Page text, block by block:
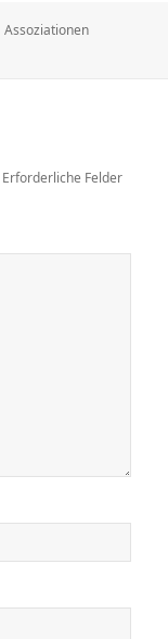
Kategorien
Assoziationen
Erforderliche Felder